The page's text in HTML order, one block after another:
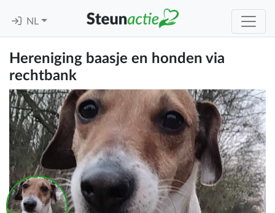
NL
Hereniging baasje en honden via
rechtbank